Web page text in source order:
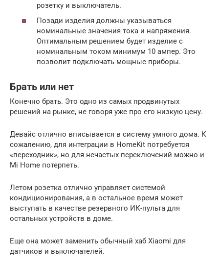
розетку и выключатель.
Позади изделия должны указываться
номинальные значения тока и напряжения.
Оптимальным решением будет изделие с
номинальным током минимум 10 ампер. Это
позволит подключать мощные приборы.
Брать или нет
Конечно брать. Это одно из самых продвинутых
решений на рынке, не говоря уже про его низкую цену.
Девайс отлично вписывается в систему умного дома. К
сожалению, для интеграции в HomeKit потребуется
«переходник», но для нечастых переключений можно и
Mi Home потерпеть.
Летом розетка отлично управляет системой
кондиционирования, а в остальное время может
выступать в качестве резервного ИК-пульта для
остальных устройств в доме.
Еще она может заменить обычный хаб Xiaomi для
датчиков и выключателей.